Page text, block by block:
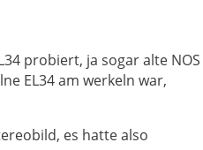
probiert, ja sogar alte NOS
EL34 am werkeln war,
es hatte also